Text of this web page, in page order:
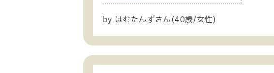
by はむたんずさん(40歳/女性)